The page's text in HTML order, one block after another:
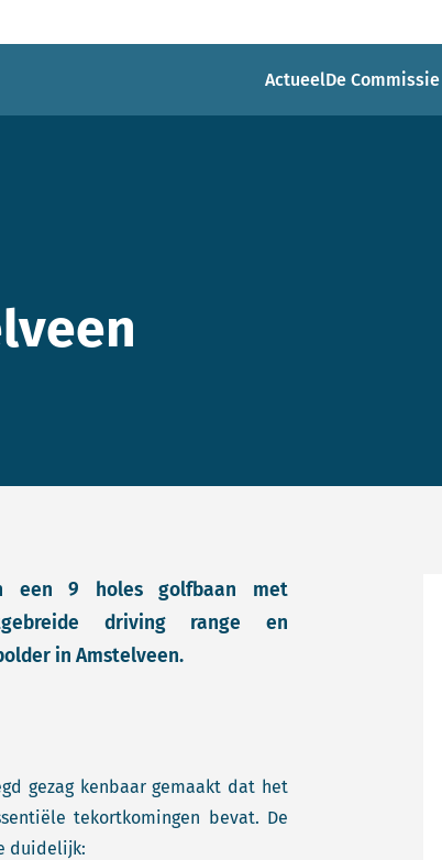
ActueelDe
een 9 holes golfbaan met
driving range en
in Amstelveen.
gezag kenbaar gemaakt dat het
tekortkomingen bevat. De
duidelijk: